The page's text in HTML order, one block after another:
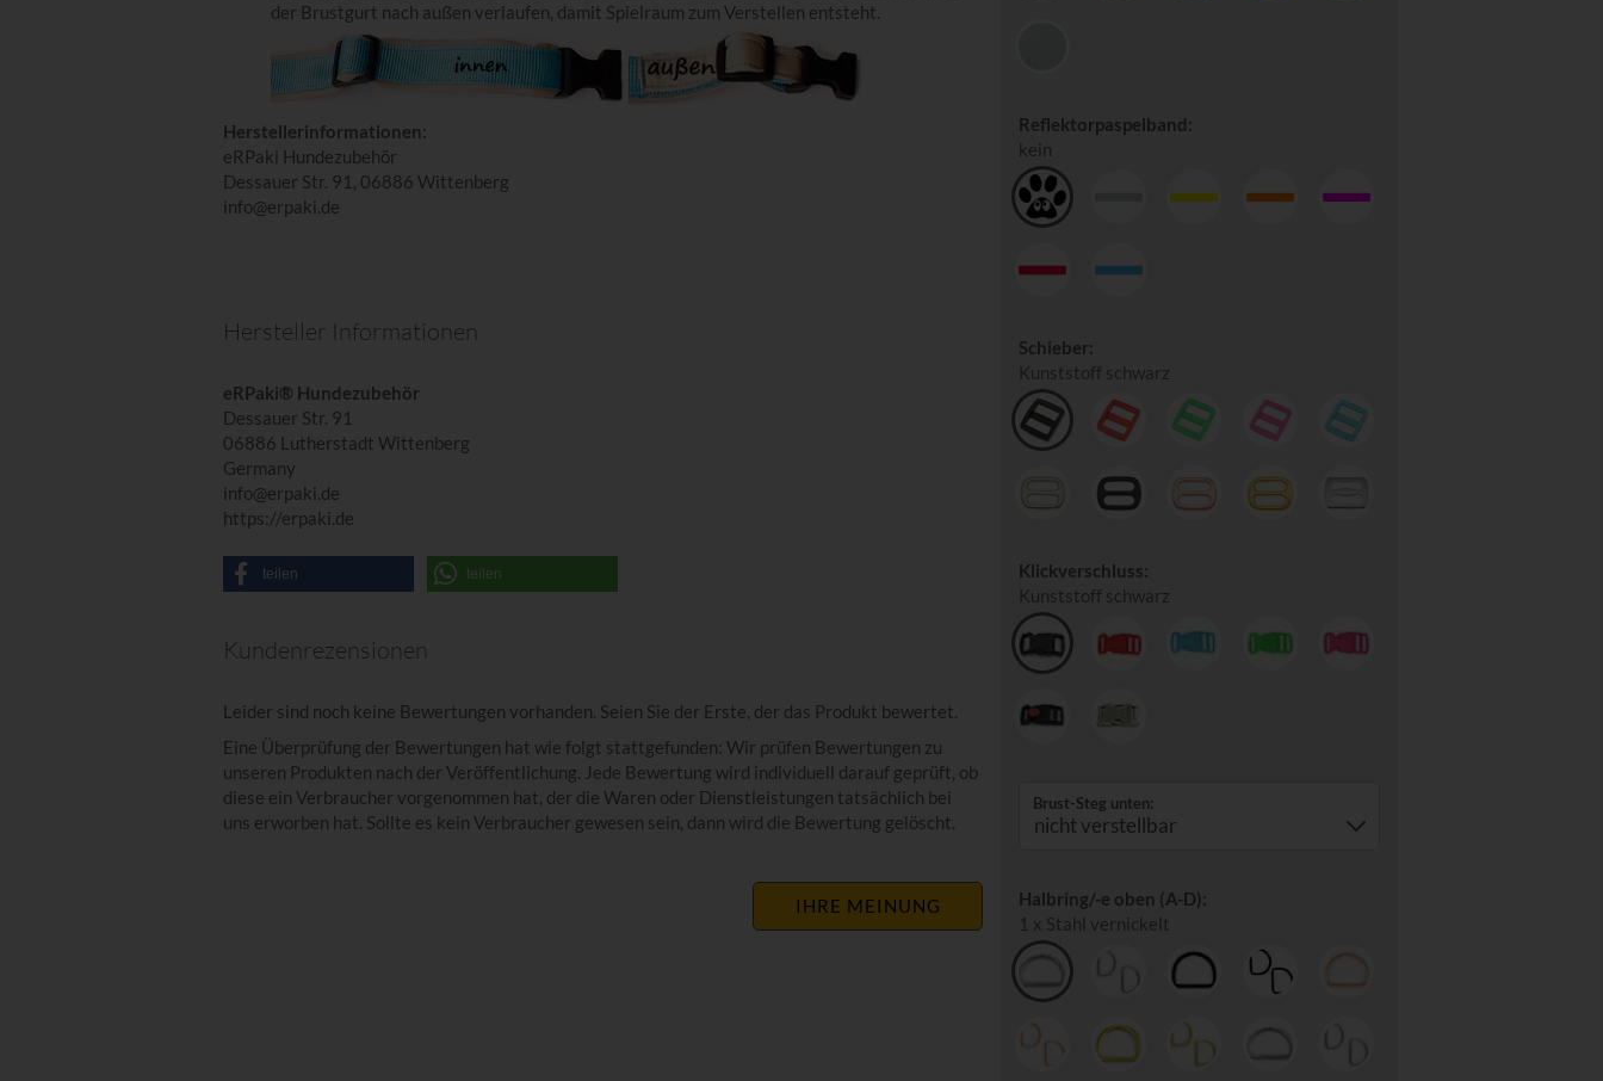
Reflektorpaspelband:
kein
Schieber:
Kunststoff schwarz
Klickverschluss:
Kunststoff schwarz
Brust-Steg unten:
Halbring/-e oben (A-D):
1 x Stahl vernickelt
der Brustgurt nach außen verlaufen, damit Spielraum zum Verstellen entsteht.
Herstellerinformationen:
eRPaki Hundezubehör
Dessauer Str. 91, 06886 Wittenberg
info@erpaki.de
Hersteller Informationen
eRPaki® Hundezubehör
Dessauer Str. 91
06886 Lutherstadt Wittenberg
Germany
info@erpaki.de
https://erpaki.de
teilen teilen
Kundenrezensionen
Leider sind noch keine Bewertungen vorhanden. Seien Sie der Erste, der das Produkt bewertet.
Eine Überprüfung der Bewertungen hat wie folgt stattgefunden: Wir prüfen Bewertungen zu
unseren Produkten nach der Veröffentlichung. Jede Bewertung wird individuell darauf geprüft, ob
diese ein Verbraucher vorgenommen hat, der die Waren oder Dienstleistungen tatsächlich bei
uns erworben hat. Sollte es kein Verbraucher gewesen sein, dann wird die Bewertung gelöscht.
IHRE MEINUNG